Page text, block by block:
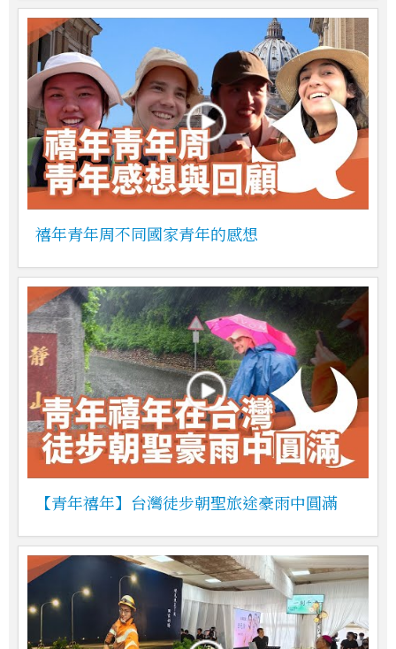
禧年青年周不同國家青年的感想
【青年禧年】台灣徒步朝聖旅途豪雨中圓滿